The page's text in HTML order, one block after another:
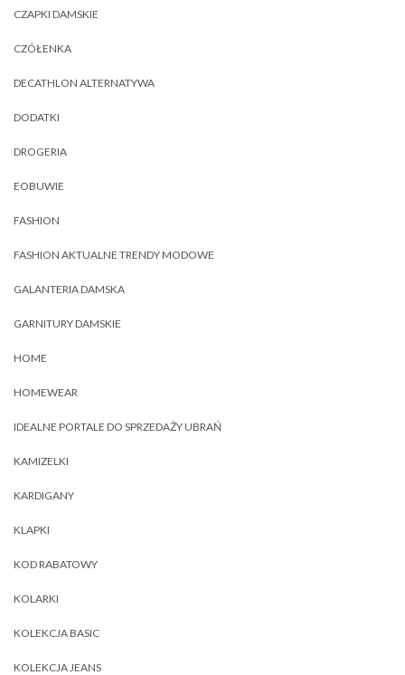
CZAPKI DAMSKIE
CZÓŁENKA
DECATHLON ALTERNATYWA
DODATKI
DROGERIA
EOBUWIE
FASHION
FASHION AKTUALNE TRENDY MODOWE
GALANTERIA DAMSKA
GARNITURY DAMSKIE
HOME
HOMEWEAR
IDEALNE PORTALE DO SPRZEDAŻY UBRAŃ
KAMIZELKI
KARDIGANY
KLAPKI
KOD RABATOWY
KOLARKI
KOLEKCJA BASIC
KOLEKCJA JEANS